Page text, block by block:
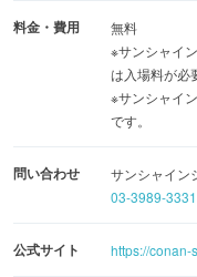
期間中は館内の各所
し、サンシャインシ
ます。この機会にぜ
みてはいかがでしょう
＜イベントの見どころ＞
・第1弾：4月8日(水)
料金・費用
無料
※サンシャイ
は入場料が必
※サンシャイ
です。
問い合わせ
サンシャイン
03-3989-
公式サイト https://conan-